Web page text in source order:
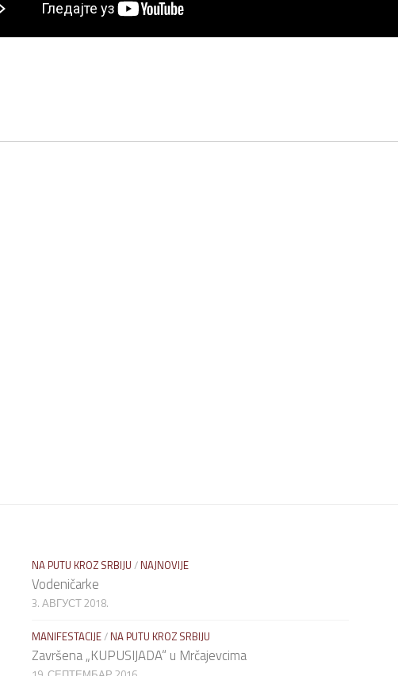
NA PUTU KROZ SRBIJU / NAJNOVIJE
Vodeničarke
3. АВГУСТ 2018.
MANIFESTACIJE/ NA PUTU KROZ SRBIJU
Završena „KUPUSIJADA“ u Mrčajevcima